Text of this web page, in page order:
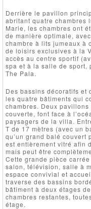
Derrière le pavillon
abritant quatre chambres
Marie, les chambres ont
de manière optimale,
chambre à lits jumeaux à
de loisirs exclusives à la
accès au centre sportif
spa et à la salle de sport,
The Pala.
Des bassins décoratifs et
les quatre bâtiments qui
chambres. Deux
couverte, font face à
paysagers de la villa.
T de 17 mètres (avec un
qu’un grand balé
est entièrement vitré afin
mais peut être
Cette grande pièce
salon, télévision, salle à
espace convivial et
traverse des bassins
bâtiment à deux étages
chambres restantes,
étage.